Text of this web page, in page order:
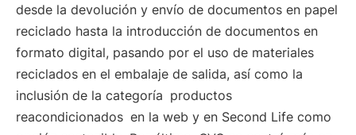
desde la devolución y envío de documentos en papel
reciclado hasta la introducción de documentos en
formato digital, pasando por el uso de materiales
reciclados en el embalaje de salida, así como la
inclusión de la categoría productos
reacondicionados en la web y en Second Life como